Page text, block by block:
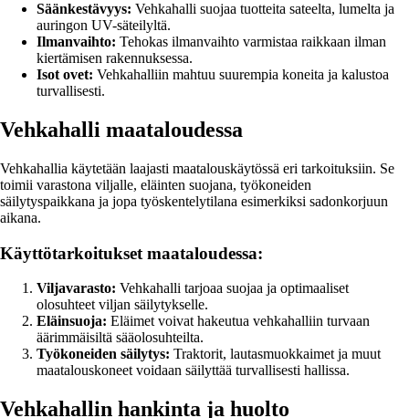
Säänkestävyys: Vehkahalli suojaa tuotteita sateelta, lumelta ja
auringon UV-säteilyltä.
Ilmanvaihto: Tehokas ilmanvaihto varmistaa raikkaan ilman
kiertämisen rakennuksessa.
Isot ovet: Vehkahalliin mahtuu suurempia koneita ja kalustoa
turvallisesti.
Vehkahalli maataloudessa
Vehkahallia käytetään laajasti maatalouskäytössä eri tarkoituksiin. Se
toimii varastona viljalle, eläinten suojana, työkoneiden
säilytyspaikkana ja jopa työskentelytilana esimerkiksi sadonkorjuun
aikana.
Käyttötarkoitukset maataloudessa:
Viljavarasto: Vehkahalli tarjoaa suojaa ja optimaaliset
olosuhteet viljan säilytykselle.
Eläinsuoja: Eläimet voivat hakeutua vehkahalliin turvaan
äärimmäisiltä sääolosuhteilta.
Työkoneiden säilytys: Traktorit, lautasmuokkaimet ja muut
maatalouskoneet voidaan säilyttää turvallisesti hallissa.
Vehkahallin hankinta ja huolto